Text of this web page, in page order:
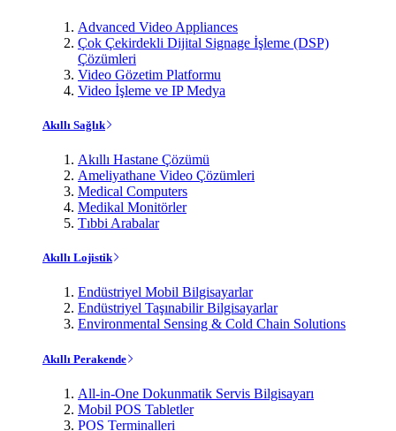
Advanced Video Appliances
Çok Çekirdekli Dijital Signage İşleme (DSP)
Çözümleri
Video Gözetim Platformu
Video İşleme ve IP Medya
Akıllı Sağlık
Akıllı Hastane Çözümü
Ameliyathane Video Çözümleri
Medical Computers
Medikal Monitörler
Tıbbi Arabalar
Akıllı Lojistik
Endüstriyel Mobil Bilgisayarlar
Endüstriyel Taşınabilir Bilgisayarlar
Environmental Sensing & Cold Chain Solutions
Akıllı Perakende
All-in-One Dokunmatik Servis Bilgisayarı
Mobil POS Tabletler
POS Terminalleri